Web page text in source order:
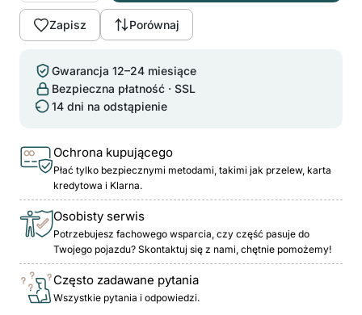
Zapisz Porównaj
Gwarancja 12–24 miesiące
Bezpieczna płatność · SSL
14 dni na odstąpienie
Ochrona kupującego
Płać tylko bezpiecznymi metodami, takimi jak przelew, karta
kredytowa i Klarna.
Osobisty serwis
Potrzebujesz fachowego wsparcia, czy część pasuje do
Twojego pojazdu? Skontaktuj się z nami, chętnie pomożemy!
Często zadawane pytania
Wszystkie pytania i odpowiedzi.